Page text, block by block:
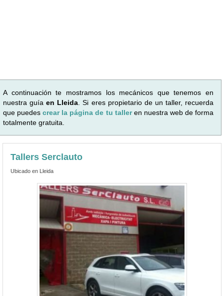
A continuación te mostramos los mecánicos que tenemos en
nuestra guíaen Lleida . Si eres propietario de un taller, recuerda
que puedescrear la página de tu talleren nuestra web de forma
totalmente gratuita.
Tallers Serclauto
Ubicado en Lleida